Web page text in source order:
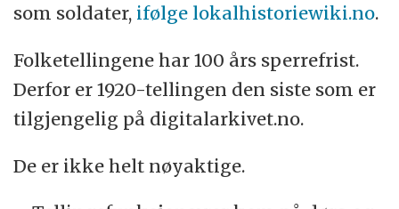
som soldater, ifølge lokalhistoriewiki.no.
Folketellingene har 100 års sperrefrist.
Derfor er 1920-tellingen den siste som er
tilgjengelig på digitalarkivet.no.
De er ikke helt nøyaktige.